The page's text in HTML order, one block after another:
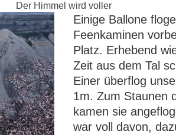
Der Himmel wird voller
Einige Ballone
Feenkaminen
Platz. Erhebend
Zeit aus dem Tal
Einer überflog
1m. Zum Staunen
kamen sie
war voll davon,